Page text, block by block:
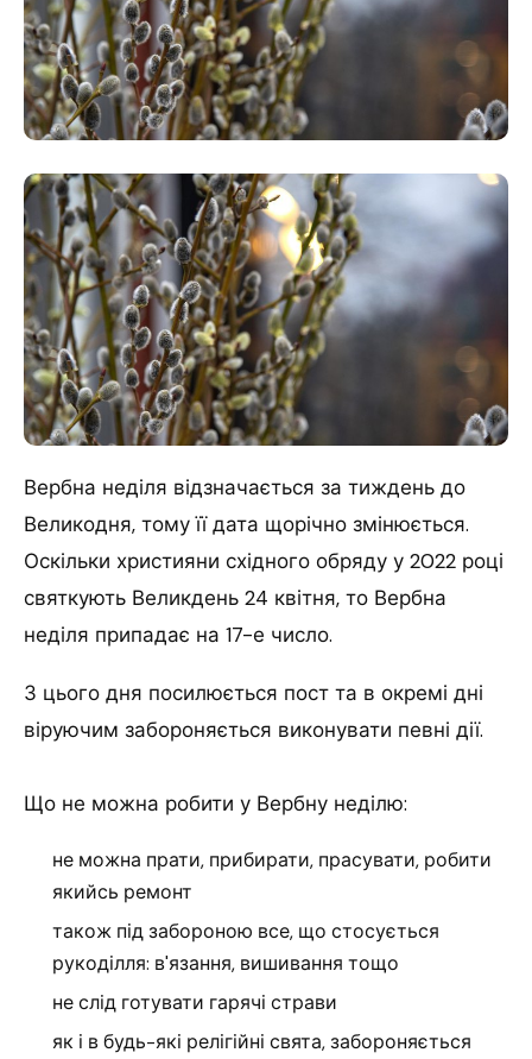
Вербна неділя відзначається за тиждень до
Великодня, тому її дата щорічно змінюється.
Оскільки християни східного обряду у 2022 році
святкують Великдень 24 квітня, то Вербна
неділя припадає на 17-е число.
З цього дня посилюється пост та в окремі дні
віруючим забороняється виконувати певні дії.
Що не можна робити у Вербну неділю:
не можна прати, прибирати, прасувати, робити
якийсь ремонт
також під забороною все, що стосується
рукоділля: в'язання, вишивання тощо
не слід готувати гарячі страви
як і в будь-які релігійні свята, забороняється